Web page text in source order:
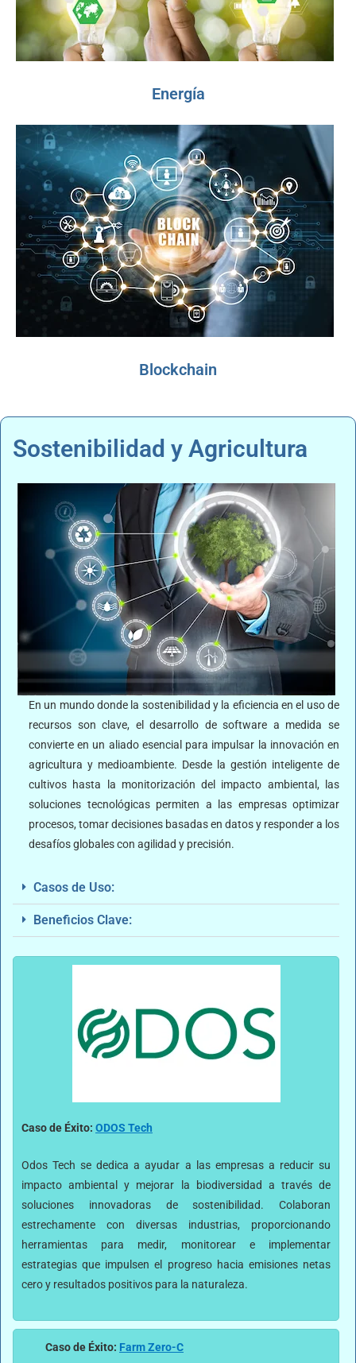
Energía
Blockchain
Sostenibilidad y Agricultura
En un mundo donde la sostenibilidad y la eficiencia en el uso de
recursos son clave, el desarrollo de software a medida se
convierte en un aliado esencial para impulsar la innovación en
agricultura y medioambiente. Desde la gestión inteligente de
cultivos hasta la monitorización del impacto ambiental, las
soluciones tecnológicas permiten a las empresas optimizar
procesos, tomar decisiones basadas en datos y responder a los
desafíos globales con agilidad y precisión.
Casos de Uso:
Beneficios Clave:
Caso de Éxito: ODOS Tech
Odos Tech se dedica a ayudar a las empresas a reducir su
impacto ambiental y mejorar la biodiversidad a través de
soluciones innovadoras de sostenibilidad. Colaboran
estrechamente con diversas industrias, proporcionando
herramientas para medir, monitorear e implementar
estrategias que impulsen el progreso hacia emisiones netas
cero y resultados positivos para la naturaleza.
Caso de Éxito: Farm Zero-C